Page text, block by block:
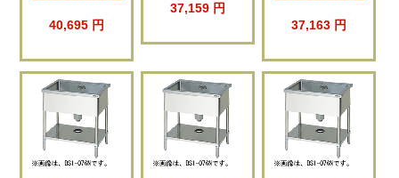
40,695 円
37,159 円
37,163 円